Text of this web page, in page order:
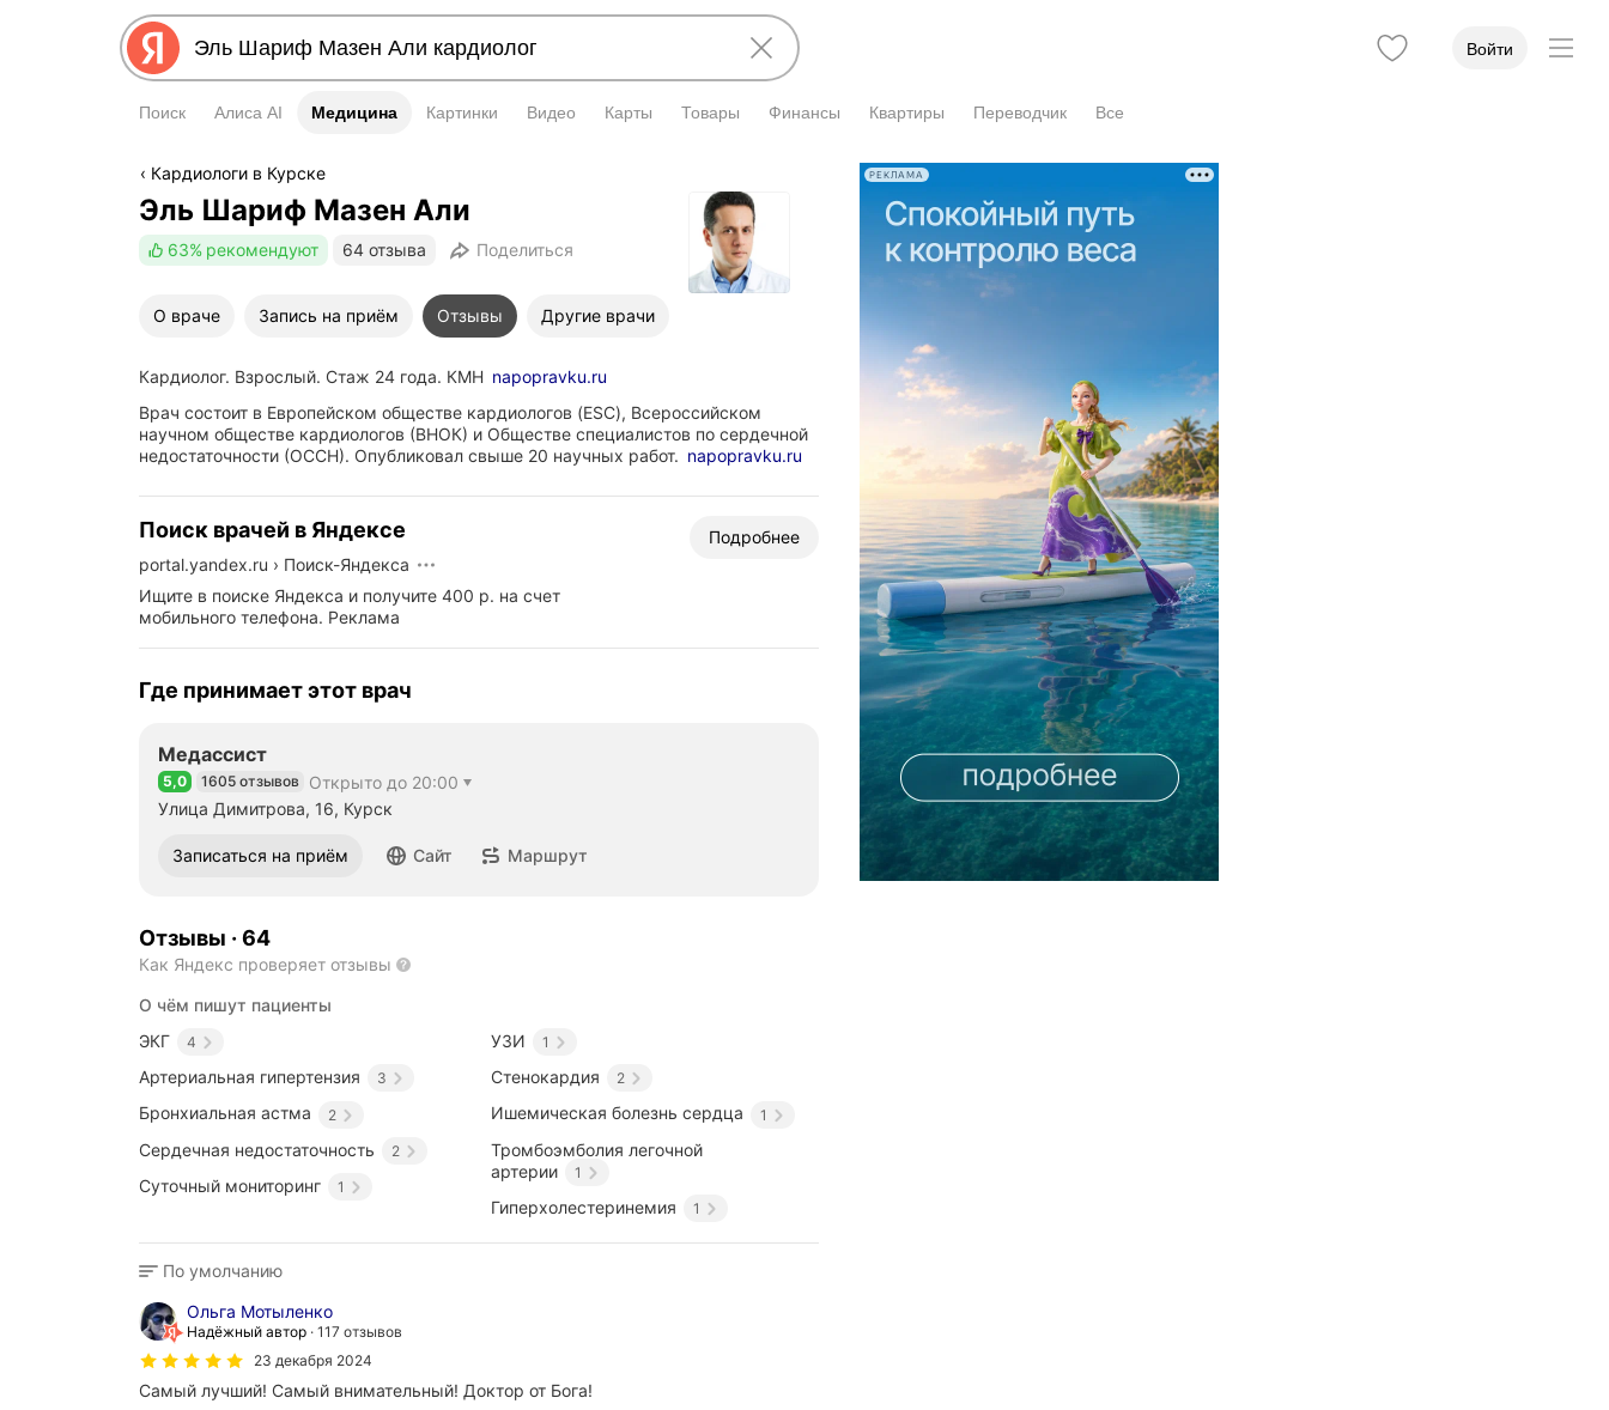
Войти
Поиск Алиса AI Медицина
Медицина Картинки Видео Карты Товары Финансы Квартиры Переводчик Все
Кардиологи в Курске
Эль Шариф Мазен Али
63% рекомендуют 64 отзыва Поделиться
О враче Запись на приём Отзывы Другие врачи
Кардиолог. Взрослый. Стаж 24 года. КМН napopravku.ru
Врач состоит в Европейском обществе кардиологов (ESC), Всероссийском
научном обществе кардиологов (ВНОК) и Обществе специалистов по сердечной
недостаточности (ОССН). Опубликовал свыше 20 научных работ. napopravku.ru
Поиск врачей в Яндексе
portal.yandex.ru › Поиск-Яндекса
Ищите в поиске Яндекса и получите 400 р. на счет
мобильного телефона. Реклама
Подробнее
Где принимает этот врач
Медассист
Рейтинг 5,0 из 5
5,0 1605 отзывов Открыто до 20:00
Улица Димитрова, 16, Курск
Записаться на приём Сайт Маршрут
Отзывы · 64
Как Яндекс проверяет отзывы
О чём пишут пациенты
ЭКГ
4
Артериальная гипертензия 3
Бронхиальная астма 2
Сердечная недостаточность 2
Суточный мониторинг 1
УЗИ 1
Стенокардия 2
Ишемическая болезнь сердца 1
Тромбоэмболия легочной
артерии
1
Гиперхолестеринемия 1
По умолчанию
Ольга Мотыленко
Надёжный автор 117 отзывов
23 декабря 2024
Самый лучший! Самый внимательный! Доктор от Бога!
РЕКЛАМА